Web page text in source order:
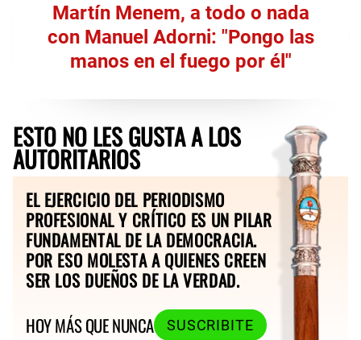
Martín Menem, a todo o nada
con Manuel Adorni: "Pongo las
manos en el fuego por él"
ESTO NO LES GUSTA A LOS
AUTORITARIOS
EL EJERCICIO DEL PERIODISMO
PROFESIONAL Y CRÍTICO ES UN PILAR
FUNDAMENTAL DE LA DEMOCRACIA.
POR ESO MOLESTA A QUIENES CREEN
SER LOS DUEÑOS DE LA VERDAD.
HOY MÁS QUE NUNCA
SUSCRIBITE